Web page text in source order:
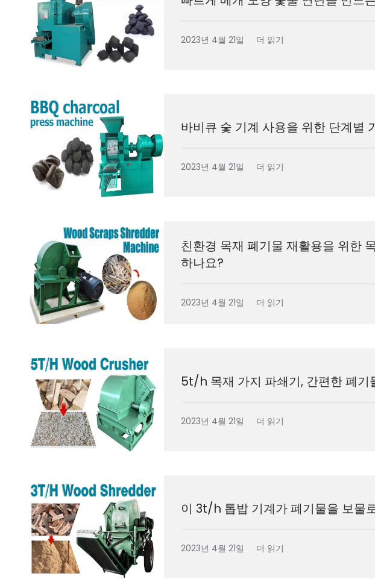
2023년 4월 21일 더 읽기
바비큐 숯 기계 사용을 위한 단계별
2023년 4월 21일 더 읽기
친환경 목재 폐기물 재활용을 위한
하나요?
2023년 4월 21일 더 읽기
5t/h 목재 가지 파쇄기, 간편한 폐기
2023년 4월 21일 더 읽기
이 3t/h 톱밥 기계가 폐기물을 보물
2023년 4월 21일 더 읽기